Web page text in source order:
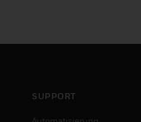
SUPPORT